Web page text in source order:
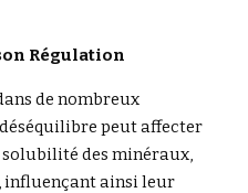
Régulation
de nombreux
peut affecter
solubilité des minéraux,
influençant ainsi leur